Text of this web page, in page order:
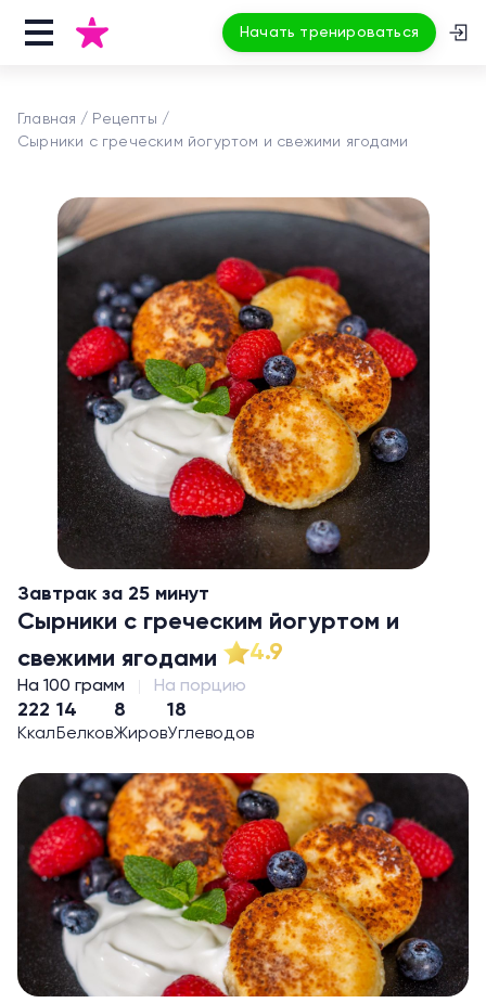
Начать тренироваться
Главная
Рецепты
Сырники с греческим йогуртом и свежими ягодами
Завтрак за 25 минут
Сырники с греческим йогуртом и
свежими ягодами
4.9
На 100 грамм На порцию
222
Ккал
14
Белков
8
Жиров
18
Углеводов